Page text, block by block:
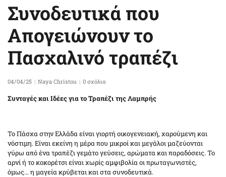
Συνοδευτικά που
Απογειώνουν το
Πασχαλινό τραπέζι
04/04/25 Naya Christou 0 σχόλια
Συνταγές και Ιδέες για το Τραπέζι της Λαμπρής
Το Πάσχα στην Ελλάδα είναι γιορτή οικογενειακή, χαρούμενη και
νόστιμη. Είναι εκείνη η μέρα που μικροί και μεγάλοι μαζεύονται
γύρω από ένα τραπέζι γεμάτο γεύσεις, αρώματα και παραδόσεις. Το
αρνί ή το κοκορέτσι είναι χωρίς αμφιβολία οι πρωταγωνιστές,
όμως... η μαγεία κρύβεται και στα συνοδευτικά.